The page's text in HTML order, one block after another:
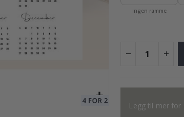
Ingen ramme
Legg til mer for